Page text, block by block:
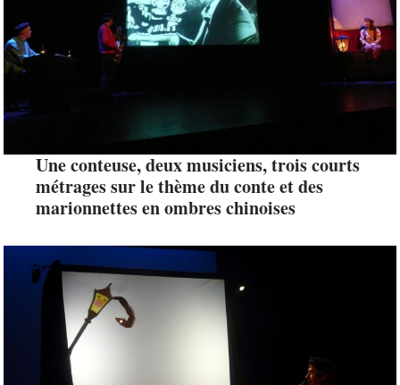
Une conteuse, deux musiciens, trois courts
métrages sur le thème du conte et des
marionnettes en ombres chinoises